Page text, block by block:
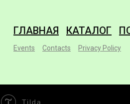
ГЛАВНАЯ КАТАЛОГ
Events Contacts Privacy Policy
Tilda